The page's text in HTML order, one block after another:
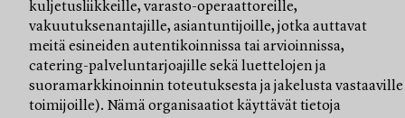
kuljetusliikkeille, varasto-operaattoreille,
vakuutuksenantajille, asiantuntijoille, jotka auttavat
meitä esineiden autentikoinnissa tai arvioinnissa,
catering-palveluntarjoajille sekä luettelojen ja
suoramarkkinoinnin toteutuksesta ja jakelusta vastaaville
toimijoille). Nämä organisaatiot käyttävät tietoja